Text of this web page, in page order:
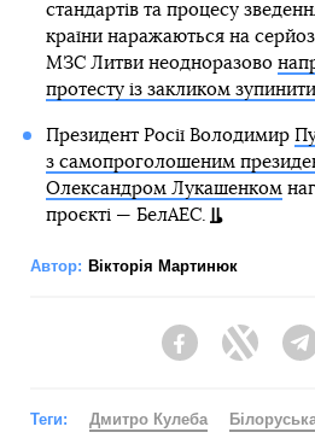
стандартів та процесу
країни наражаються на
МЗС Литви неодноразово
протесту із закликом
Президент Росії Володимир
з самопроголошеним
Олександром Лукашенком
проєкті — БелАЕС.
Автор: Вікторія Мартинюк
FacebookTwitter
Теги: Дмитро Кулеба